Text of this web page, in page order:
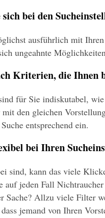
bei den
ausführlich mit
ungeahnte
Kriterien, die Ihnen
für Sie indiskutabel,
den gleichen
entsprechend ein.
bei Ihren
sind, kann das viele
auf jeden Fall
Sache? Allzu viele Filter
jemand von Ihren